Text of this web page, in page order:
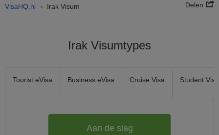
VisaHQ.nl › Irak Visum Delen
Irak Visumtypes
Tourist eVisa Business eVisa Cruise Visa Student Visa
Aan de slag